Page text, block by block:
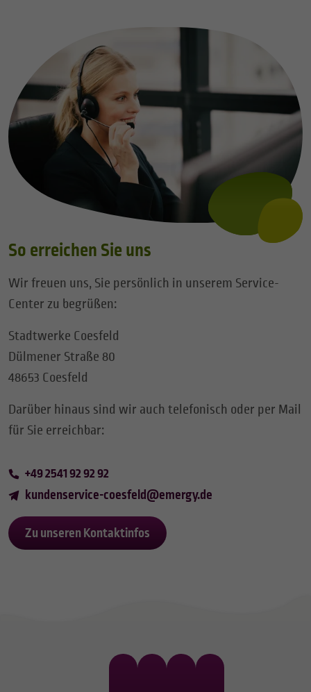
So erreichen Sie uns
Wir freuen uns, Sie persönlich in unserem Service-
Center zu begrüßen:
Stadtwerke Coesfeld
Dülmener Straße 80
48653 Coesfeld
Darüber hinaus sind wir auch telefonisch oder per Mail
für Sie erreichbar:
+49 2541 92 92 92
kundenservice-coesfeld @emergy.de
Zu unseren Kontaktinfos